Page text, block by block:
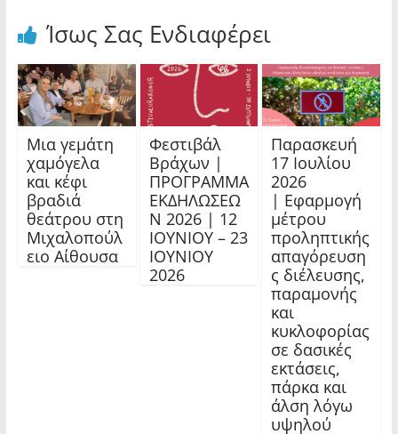
Ίσως Σας Ενδιαφέρει
Μια γεμάτη
χαμόγελα
και κέφι
βραδιά
θεάτρου στη
Μιχαλοπούλ
ειο Αίθουσα
Φεστιβάλ
Βράχων |
ΠΡΟΓΡΑΜΜΑ
ΕΚΔΗΛΩΣΕΩ
Ν 2026 | 12
ΙΟΥΝΙΟΥ – 23
ΙΟΥΝΙΟΥ
2026
Παρασκευή
17 Ιουλίου
2026
| Εφαρμογή
μέτρου
προληπτικής
απαγόρευση
ς διέλευσης,
παραμονής
και
κυκλοφορίας
σε δασικές
εκτάσεις,
πάρκα και
άλση λόγω
υψηλού